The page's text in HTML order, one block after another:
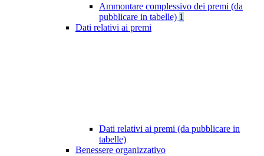
Ammontare complessivo dei premi (da
pubblicare in tabelle) 1
Dati relativi ai premi
Dati relativi ai premi (da pubblicare in
tabelle)
Benessere organizzativo